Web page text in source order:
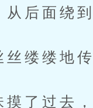
后面绕到
缕缕地传
了过去